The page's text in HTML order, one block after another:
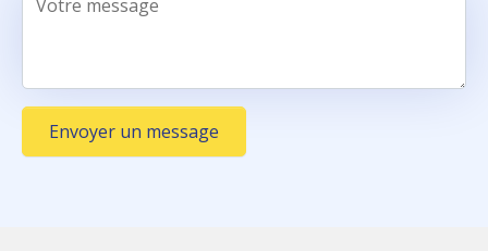
Envoyer un message